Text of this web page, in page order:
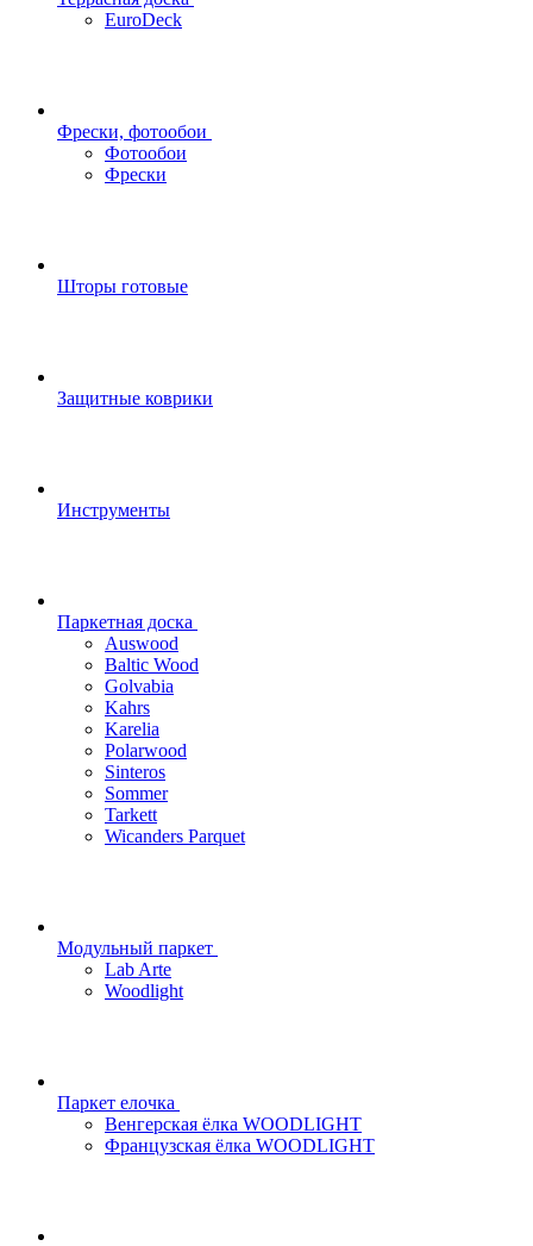
EuroDeck
Фрески, фотообои
Фотообои
Фрески
Шторы готовые
Защитные коврики
Инструменты
Паркетная доска
Auswood
Baltic Wood
Golvabia
Kahrs
Karelia
Polarwood
Sinteros
Sommer
Tarkett
Wicanders Parquet
Модульный паркет
Lab Arte
Woodlight
Паркет елочка
Венгерская ёлка WOODLIGHT
Французская ёлка WOODLIGHT